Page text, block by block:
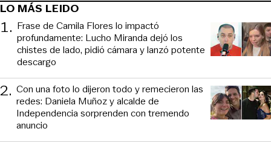
LO MÁS LEIDO
1. Frase de Camila Flores lo impactó
profundamente: Lucho Miranda dejó los
chistes de lado, pidió cámara y lanzó potente
descargo
2. Con una foto lo dijeron todo y remecieron las
redes: Daniela Muñoz y alcalde de
Independencia sorprenden con tremendo
anuncio